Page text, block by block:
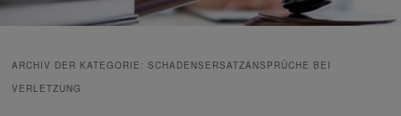
ARCHIV DER KATEGORIE: SCHADENSERSATZANSPRÜCHE BEI
VERLETZUNG